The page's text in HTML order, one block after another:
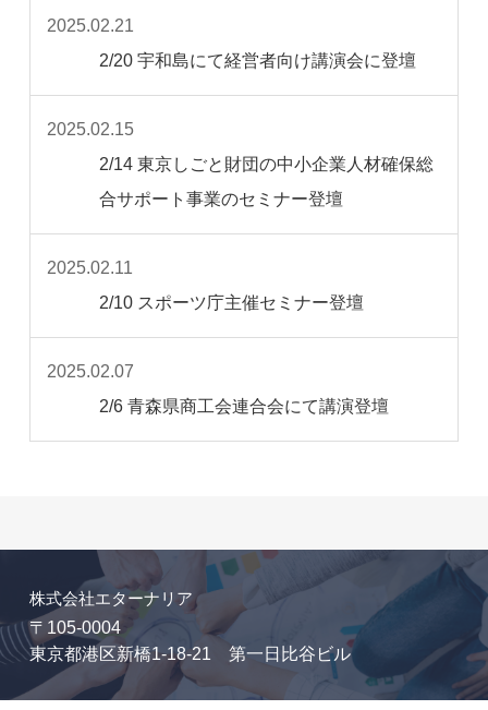
2025.02.21
2/20 宇和島にて経営者向け講演会に登壇
2025.02.15
2/14 東京しごと財団の中小企業人材確保総
合サポート事業のセミナー登壇
2025.02.11
2/10 スポーツ庁主催セミナー登壇
2025.02.07
2/6 青森県商工会連合会にて講演登壇
株式会社エターナリア
〒105-0004
東京都港区新橋1-18-21 第一日比谷ビル